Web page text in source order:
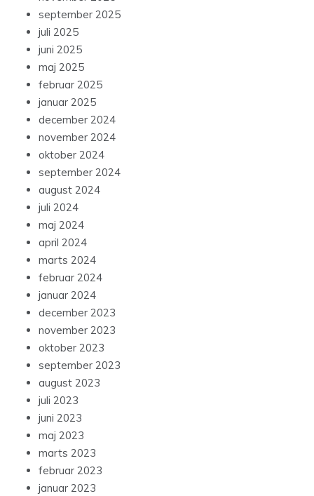
september 2025
juli 2025
juni 2025
maj 2025
februar 2025
januar 2025
december 2024
november 2024
oktober 2024
september 2024
august 2024
juli 2024
maj 2024
april 2024
marts 2024
februar 2024
januar 2024
december 2023
november 2023
oktober 2023
september 2023
august 2023
juli 2023
juni 2023
maj 2023
marts 2023
februar 2023
januar 2023